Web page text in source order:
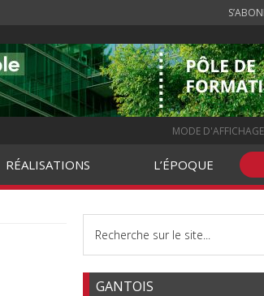
MODE
RÉALISATIONS L’ÉPOQUE
GANTOIS